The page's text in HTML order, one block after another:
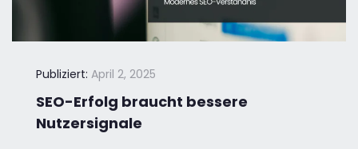
Publiziert: April 2, 2025
SEO-Erfolg braucht bessere
Nutzersignale